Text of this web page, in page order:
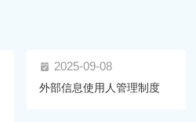
2025-09-08
外部信息使用人管理制度